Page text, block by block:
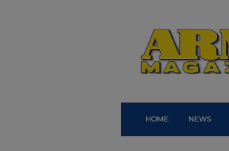
Armi
Magazine
HOME NEWS